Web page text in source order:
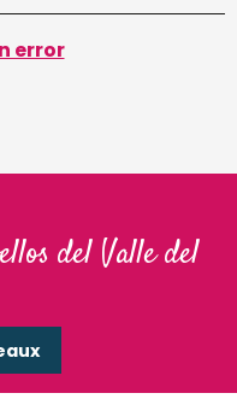
error
del Valle del